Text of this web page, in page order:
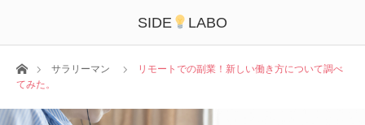
SIDE LABO
ホームサラリーマン
リモートでの副業！新しい働き方について調べ
てみた。